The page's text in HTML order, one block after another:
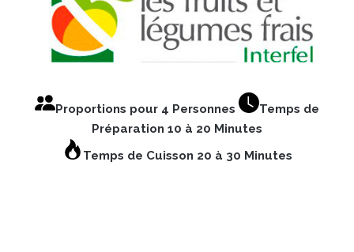
Proportions pour 4 Personnes
Temps de
Préparation 10 à 20 Minutes
Temps de Cuisson 20 à 30 Minutes